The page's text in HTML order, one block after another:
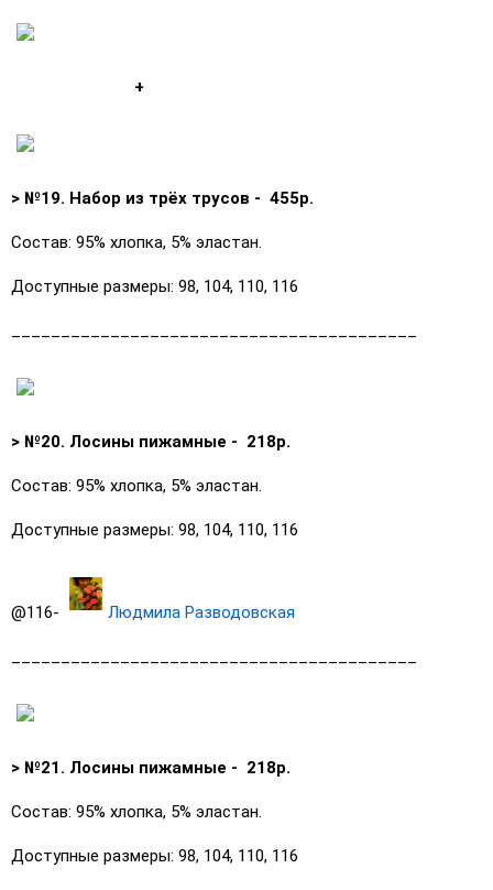
+
> №19. Набор из трёх трусов - 455р.
Состав: 95% хлопка, 5% эластан.
Доступные размеры: 98, 104, 110, 116
> №20. Лосины пижамные - 218р.
Состав: 95% хлопка, 5% эластан.
Доступные размеры: 98, 104, 110, 116
@116- Людмила Разводовская
> №21. Лосины пижамные - 218р.
Состав: 95% хлопка, 5% эластан.
Доступные размеры: 98, 104, 110, 116